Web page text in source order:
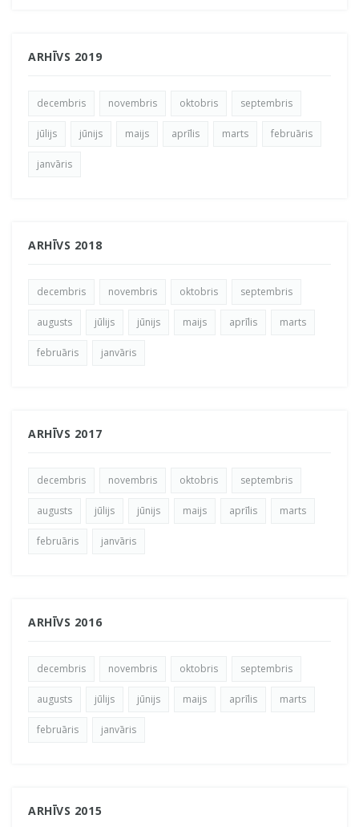
ARHĪVS 2019
decembris novembris oktobris septembris
jūlijs jūnijs maijs aprīlis marts februāris
janvāris
ARHĪVS 2018
decembris novembris oktobris septembris
augusts jūlijs jūnijs maijs aprīlis marts
februāris janvāris
ARHĪVS 2017
decembris novembris oktobris septembris
augusts jūlijs jūnijs maijs aprīlis marts
februāris janvāris
ARHĪVS 2016
decembris novembris oktobris septembris
augusts jūlijs jūnijs maijs aprīlis marts
februāris janvāris
ARHĪVS 2015